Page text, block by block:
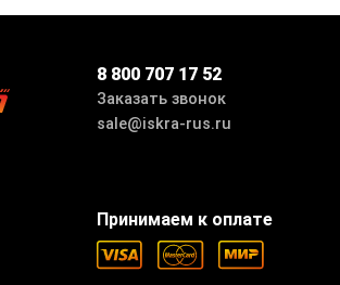
8 800 707 17 52
Заказать звонок
sale@iskra-rus.ru
Принимаем к оплате